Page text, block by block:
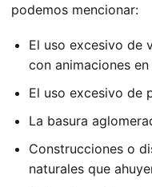
podemos mencionar:
El uso excesivo de
con animaciones
El uso excesivo de
La basura
Construcciones o
naturales que